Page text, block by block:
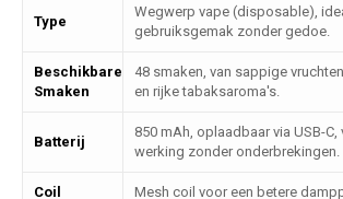
Type
Wegwerp vape (disposable),
gebruiksgemak zonder gedoe.
Beschikbare
Smaken
48 smaken, van sappige
en rijke tabaksaroma's.
Batterij
850 mAh, oplaadbaar via USB-
werking zonder onderbrekingen.
Coil
Mesh coil voor een betere